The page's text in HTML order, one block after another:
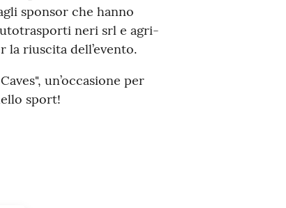
sponsor che hanno
neri srl e agri-
riuscita dell’evento.
un’occasione per
sport!